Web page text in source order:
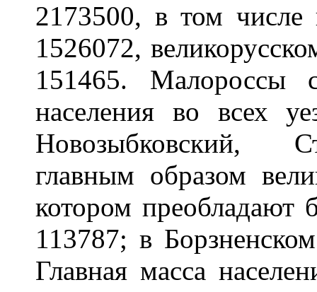
2173500, в том
1526072,
151465. Малороссы
населения во всех
Новозыбковский,
главным образом
котором преобладают
113787; в
Главная масса